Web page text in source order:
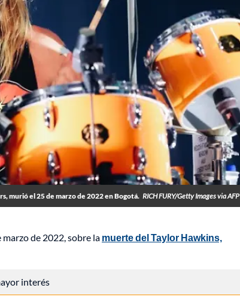
murió el 25 de marzo de 2022 en Bogotá. RICH FURY/Getty Images via AFP
de 2022, sobre la muerte del Taylor Hawkins,
interés